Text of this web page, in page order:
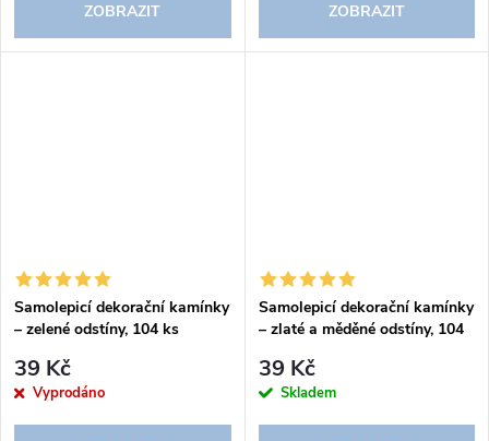
ZOBRAZIT ZOBRAZIT
Samolepicí dekorační kamínky
– zelené odstíny, 104 ks
39 Kč
Vyprodáno
Samolepicí dekorační kamínky
– zlaté a měděné odstíny, 104
39 Kč
Skladem